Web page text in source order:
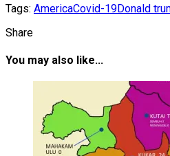
Tags: AmericaCovid-19Donald
Share
You may also like...